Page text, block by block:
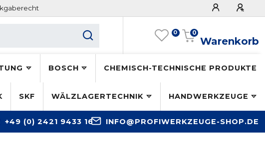
0
Warenkorb
0
BOSCH CHEMISCH-TECHNISCHE PRODUKTE
SKF WÄLZLAGERTECHNIK HANDWERKZEUGE
+49 (0) 2421 9433 16 INFO@PROFIWERKZEUGE-SHOP.DE